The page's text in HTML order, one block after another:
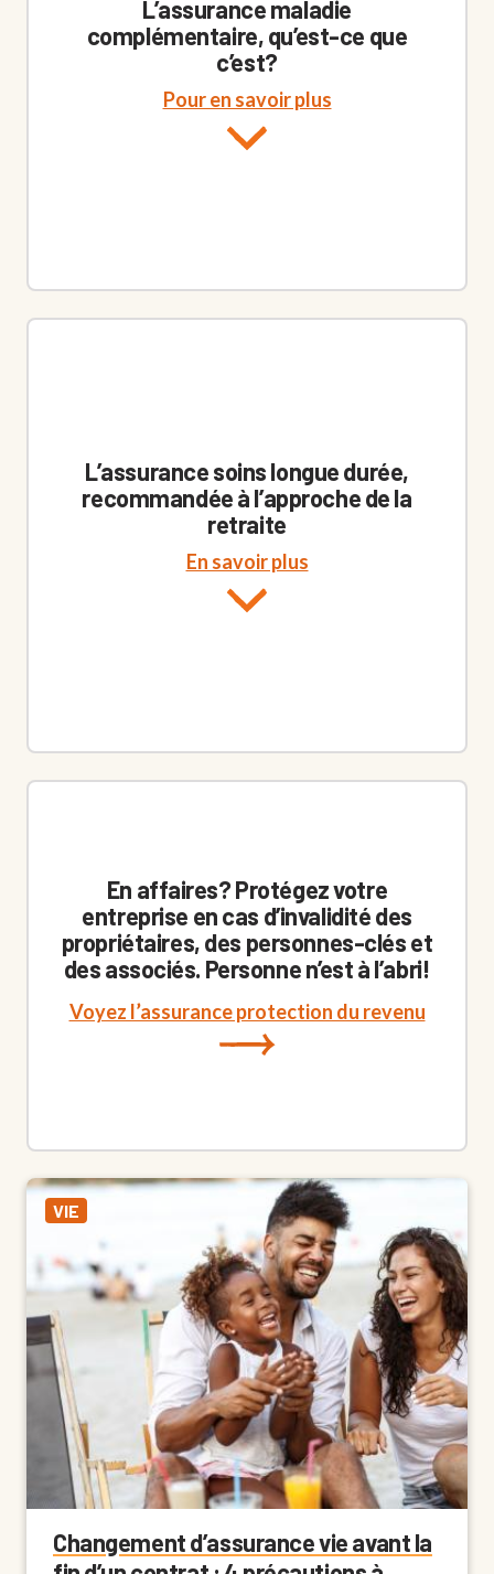
L’assurance maladie
complémentaire, qu’est-ce que
c’est?
Pour en savoir plus
L’assurance soins longue durée,
recommandée à l’approche de la
retraite
En savoir plus
En affaires? Protégez votre
entreprise en cas d’invalidité des
propriétaires, des personnes-clés et
des associés. Personne n’est à l’abri!
Voyez l’assurance protection du revenu
VIE
Changement d’assurance vie avant la